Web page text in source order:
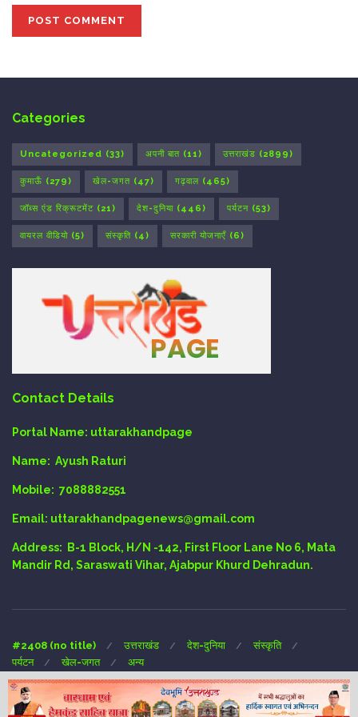
Categories
Uncategorized (33) अपनी बात (11) उत्तराखंड (2899)
कुमाऊँ (279) खेल-जगत (47) गढ़वाल (465)
जॉब्स एंड रिक्रूटमेंट (21) देश-दुनिया (446) पर्यटन (53)
वायरल वीडियो (5) संस्कृति (4) सरकारी योजनाएँ (6)
Contact Details
Portal Name: uttarakhandpage
Name: Ayush Raturi
Mobile: 7088882551
Email: uttarakhandpagenews@gmail.com
Address:
B-1 Block, H/N -142, First Floor Lane No 6, Mata
Mandir Rd, Saraswati Vihar, Ajabpur Khurd Dehradun.
#2408 (no title) उत्तराखंड देश-दुनिया
संस्कृति
पर्यटन
खेल-जगत अन्य
Copyright © 2024 UTTARAKHAND-PAGE